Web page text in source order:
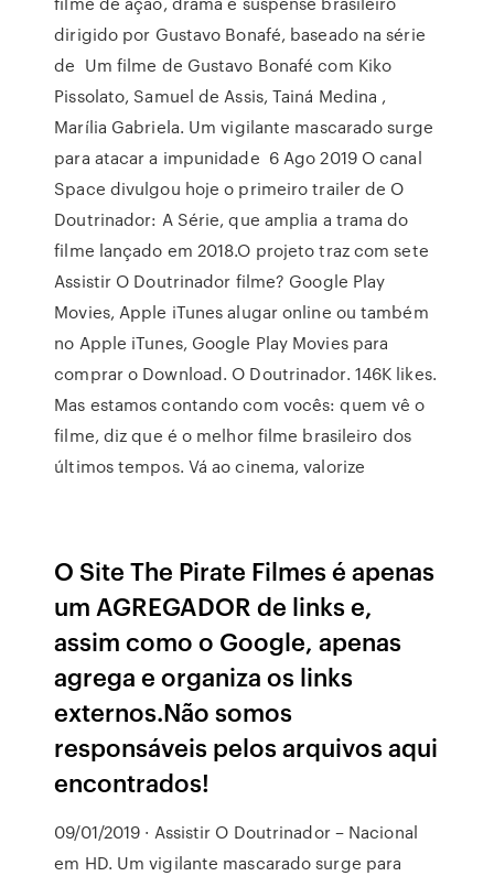
dirigido por Gustavo Bonafé, baseado na série
de Um filme de Gustavo Bonafé com Kiko
Pissolato, Samuel de Assis, Tainá Medina ,
Marília Gabriela. Um vigilante mascarado surge
para atacar a impunidade 6 Ago 2019 O canal
Space divulgou hoje o primeiro trailer de O
Doutrinador: A Série, que amplia a trama do
filme lançado em 2018.O projeto traz com sete
Assistir O Doutrinador filme? Google Play
Movies, Apple iTunes alugar online ou também
no Apple iTunes, Google Play Movies para
comprar o Download. O Doutrinador. 146K likes.
Mas estamos contando com vocês: quem vê o
filme, diz que é o melhor filme brasileiro dos
últimos tempos. Vá ao cinema, valorize
O Site The Pirate Filmes é apenas
um AGREGADOR de links e,
assim como o Google, apenas
agrega e organiza os links
externos.Não somos
responsáveis pelos arquivos aqui
encontrados!
09/01/2019 · Assistir O Doutrinador – Nacional
em HD. Um vigilante mascarado surge para